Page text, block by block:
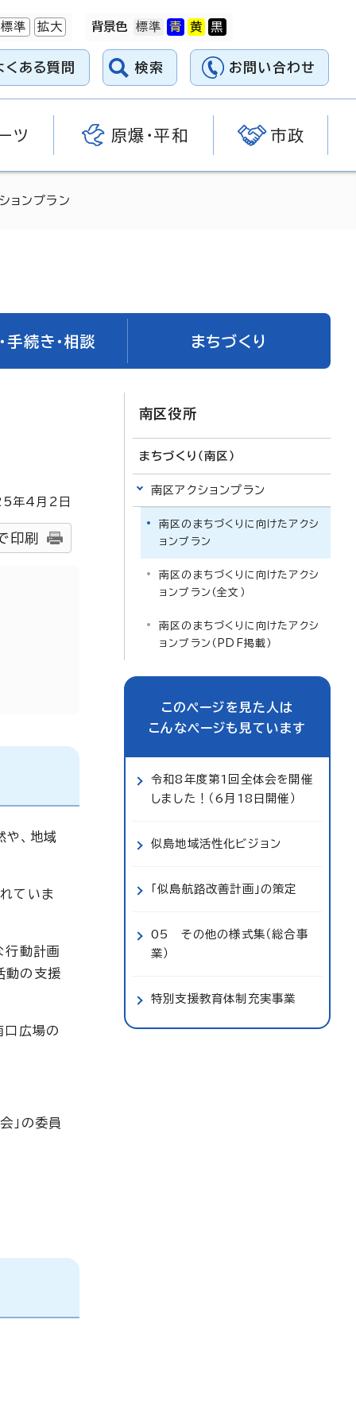
標準 拡大 背景色
くある質問 検索 お問い合わせ
ツ 原爆・平和 市政
ョンプラン
手続き・相談 まちづくり
年4月2日
印刷
や、地域
ていま
行動計画
動の支援
口広場の
」の委員
南区役所
まちづくり（南区）
南区アクションプラン
南区のまちづくりに向けたアクシ
ョンプラン
南区のまちづくりに向けたアクシ
ョンプラン（全文）
南区のまちづくりに向けたアクシ
ョンプラン（PDF掲載）
このページを見た人は
こんなページも見ています
令和8年度第1回全体会を開催
しました！（6月18日開催）
似島地域活性化ビジョン
「似島航路改善計画」の策定
05 その他の様式集（総合事
業）
特別支援教育体制充実事業